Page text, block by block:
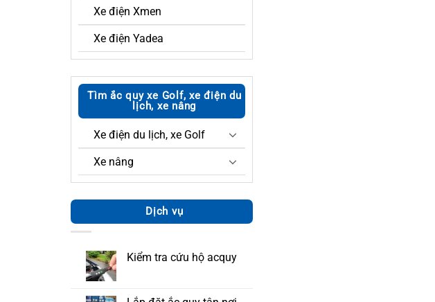
Xe điện Xmen
Xe điện Yadea
Tìm ắc quy xe Golf, xe điện du
lịch, xe nâng
Xe điện du lịch, xe Golf
Xe nâng
Dịch vụ
Kiểm tra cứu hộ acquy